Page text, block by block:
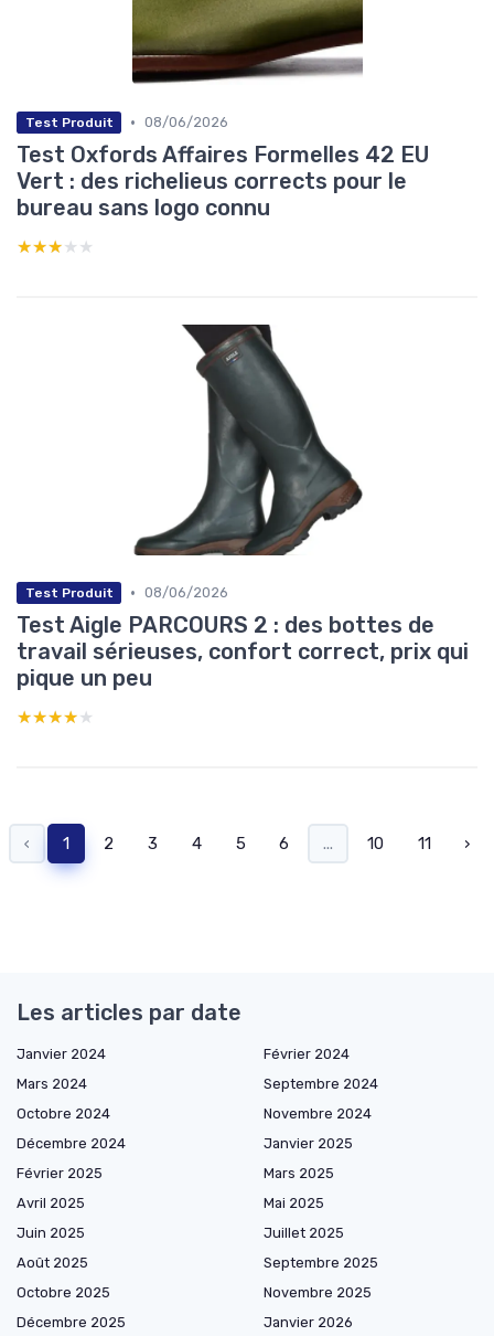
Test Produit • 08/06/2026
Test Oxfords Affaires Formelles 42 EU
Vert : des richelieus corrects pour le
bureau sans logo connu
★★★★★
★★★★★
Test Produit • 08/06/2026
Test Aigle PARCOURS 2 : des bottes de
travail sérieuses, confort correct, prix qui
pique un peu
★★★★★
★★★★★
‹ 1 2 3 4 5 6 ... 10 11 ›
Les articles par date
Janvier 2024
Février 2024
Mars 2024
Septembre 2024
Octobre 2024
Novembre 2024
Décembre 2024
Janvier 2025
Février 2025
Mars 2025
Avril 2025
Mai 2025
Juin 2025
Juillet 2025
Août 2025
Septembre 2025
Octobre 2025
Novembre 2025
Décembre 2025
Janvier 2026